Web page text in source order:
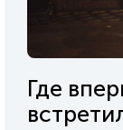
Где